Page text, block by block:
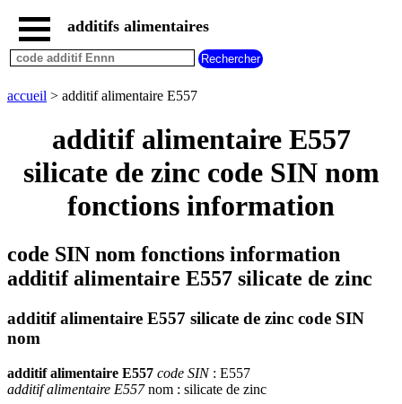
accueil
tous
additifs
dangereux
additifs
additifs alimentaires
accueil > additif alimentaire E557
additif alimentaire E557
silicate de zinc code SIN nom
fonctions information
code SIN nom fonctions information
additif alimentaire E557 silicate de zinc
additif alimentaire E557 silicate de zinc code SIN
nom
additif alimentaire E557 code SIN: E557
additif alimentaire E557nom : silicate de zinc